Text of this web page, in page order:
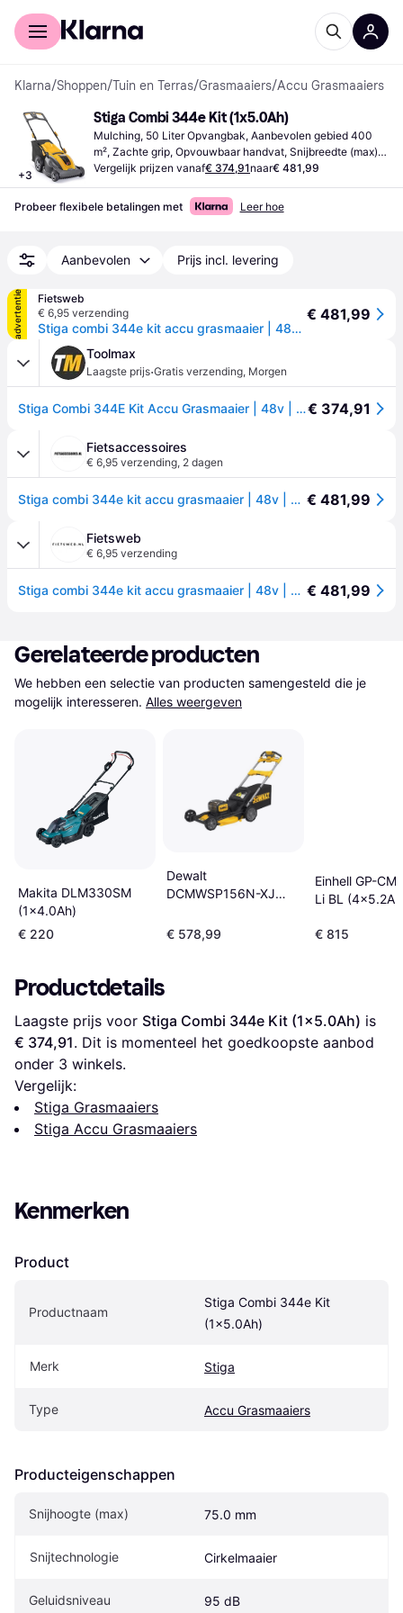
Voor shoppers
Klarna/Shoppen/Tuin en Terras/Grasmaaiers/Accu Grasmaaiers
+3
Stiga Combi 344e Kit (1x5.0Ah)
Mulching, 50 Liter Opvangbak, Aanbevolen gebied 400
m², Zachte grip, Opvouwbaar handvat, Snijbreedte (max)
42 cm
Vergelijk prijzen vanaf€ 374,91naar€ 481,99
Probeer flexibele betalingen met Leer hoe
Aanbevolen Prijs incl. levering
advertentie
Fietsweb
€ 6,95 verzending
Stiga combi 344e kit accu grasmaaier | 48v | 5ah | 42 cm - 294426068/st2
€ 481,99
Toolmax
Laagste prijs·Gratis verzending, Morgen
Stiga Combi 344E Kit Accu Grasmaaier | 48v | 5Ah | 42 cm - 294426068/ST2€ 374,91
Fietsaccessoires
€ 6,95 verzending, 2 dagen
Stiga combi 344e kit accu grasmaaier | 48v | 5ah | 42 cm - 294426068/st2 € 481,99
Fietsweb
€ 6,95 verzending
Stiga combi 344e kit accu grasmaaier | 48v | 5ah | 42 cm - 294426068/st2 € 481,99
Gerelateerde producten
We hebben een selectie van producten samengesteld die je
mogelijk interesseren. Alles weergeven
Makita DLM330SM
(1x4.0Ah)
€ 220
Dewalt
DCMWSP156N-XJ
€ 578,99
Einhell GP-
Li BL
€ 815
Productdetails
Laagste prijs voor Stiga Combi 344e Kit (1x5.0Ah)
€ 374,91. Dit is momenteel het goedkoopste aanbod
onder 3 winkels.
Vergelijk:
Stiga Grasmaaiers
Stiga Accu Grasmaaiers
Kenmerken
Product
Productnaam
Stiga Combi 344e Kit
(1x5.0Ah)
Merk Stiga
Type Accu Grasmaaiers
Producteigenschappen
Snijhoogte (max) 75.0 mm
Snijtechnologie Cirkelmaaier
Geluidsniveau 95 dB